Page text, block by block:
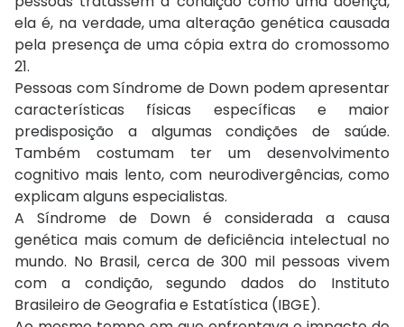
ela é, na verdade, uma alteração genética causada
pela presença de uma cópia extra do cromossomo
21.
Pessoas com Síndrome de Down podem apresentar
características físicas específicas e maior
predisposição a algumas condições de saúde.
Também costumam ter um desenvolvimento
cognitivo mais lento, com neurodivergências, como
explicam alguns especialistas.
A Síndrome de Down é considerada a causa
genética mais comum de deficiência intelectual no
mundo. No Brasil, cerca de 300 mil pessoas vivem
com a condição, segundo dados do Instituto
Brasileiro de Geografia e Estatística (IBGE).